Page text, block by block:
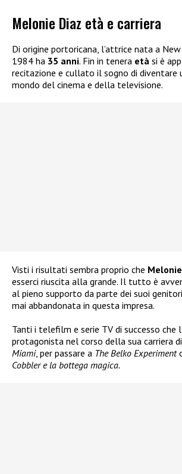
Melonie Diaz età e carriera
Di origine portoricana, l’attrice nata a
1984 ha 35 anni. Fin in tenera età si è
recitazione e cullato il sogno di diventare
mondo del cinema e della televisione.
Visti i risultati sembra proprio che
esserci riuscita alla grande. Il tutto è
al pieno supporto da parte dei suoi
mai abbandonata in questa impresa.
Tanti i telefilm e serie TV di successo che
protagonista nel corso della sua carriera
Miami, per passare a The Belko Experiment
Cobbler e la bottega magica.